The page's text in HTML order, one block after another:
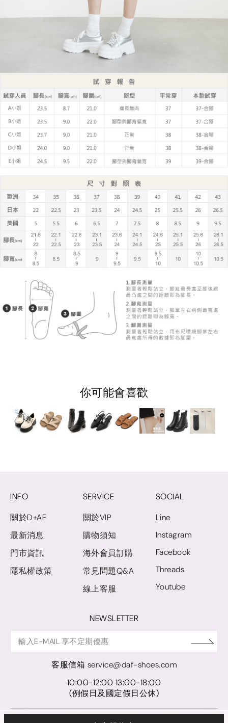
你可能會喜歡
INFO
關於D+AF
最新消息
門市資訊
隱私權政策
SERVICE
關於VIP
購物須知
海外會員訂購
常見問題Q&A
線上客服
SOCIAL
Line
Instagram
Facebook
Threads
Youtube
NEWSLETTER
客服信箱 service@daf-shoes.com
10:00-12:00 13:00-18:00
(例假日及國定假日公休)